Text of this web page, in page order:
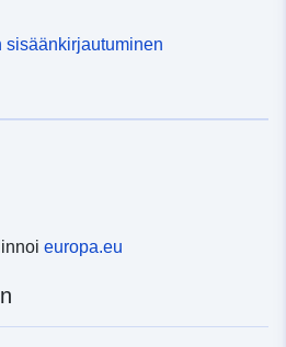
sisäänkirjautuminen
europa.eu